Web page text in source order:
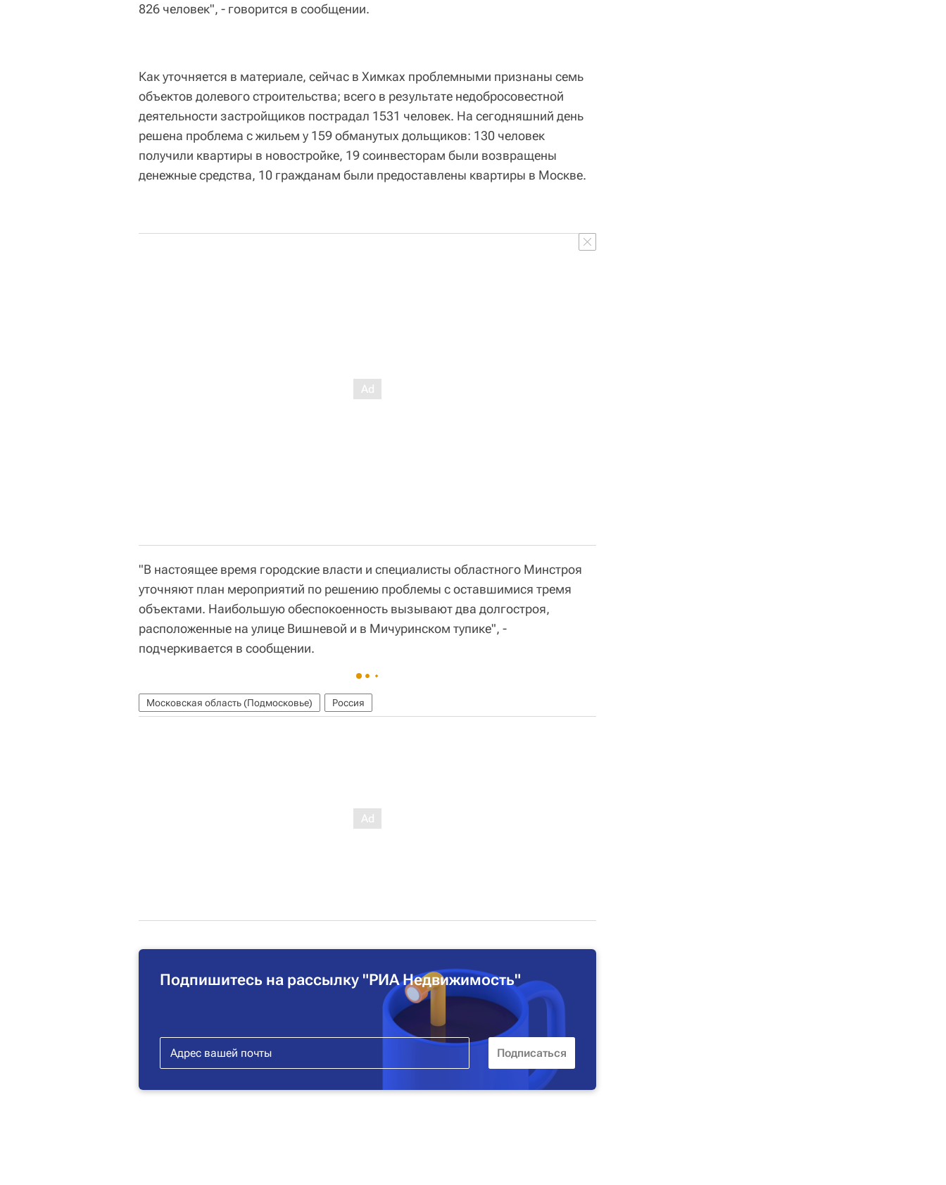
826 человек", - говорится в сообщении.
Как уточняется в материале, сейчас в Химках проблемными признаны семь
объектов долевого строительства; всего в результате недобросовестной
деятельности застройщиков пострадал 1531 человек. На сегодняшний день
решена проблема с жильем у 159 обманутых дольщиков: 130 человек
получили квартиры в новостройке, 19 соинвесторам были возвращены
денежные средства, 10 гражданам были предоставлены квартиры в Москве.
"В настоящее время городские власти и специалисты областного Минстроя
уточняют план мероприятий по решению проблемы с оставшимися тремя
объектами. Наибольшую обеспокоенность вызывают два долгостроя,
расположенные на улице Вишневой и в Мичуринском тупике", -
подчеркивается в сообщении.
Московская область (Подмосковье) Россия
Подпишитесь на рассылку "РИА Недвижимость"